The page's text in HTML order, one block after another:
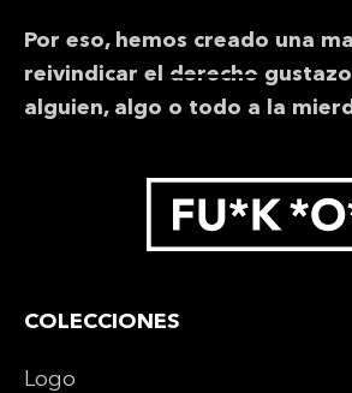
Por eso, hemos creado una
reivindicar el derecho
alguien, algo o todo a la
COLECCIONES
Logo